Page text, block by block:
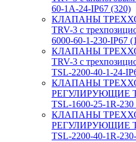
60-1А-24-IP67 (320)
КЛАПАНЫ
TRV-3 с
6000-60-1-230-IP67
КЛАПАНЫ
TRV-3 с
TSL-2200-40-1-24-
КЛАПАНЫ
РЕГУЛИРУЮЩИЕ
TSL-1600-25-1R-230
КЛАПАНЫ
РЕГУЛИРУЮЩИЕ
TSL-2200-40-1R-